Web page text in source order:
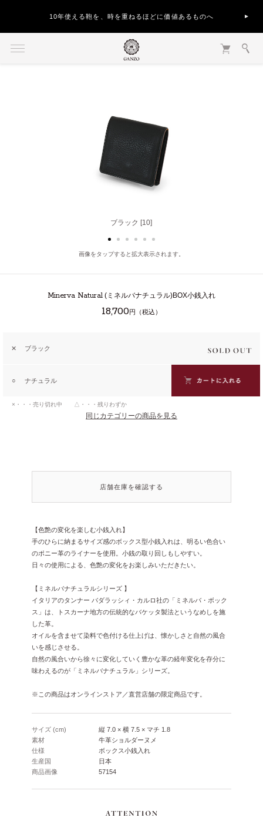
10年使える鞄を、時を重ねるほどに価値あるものへ
ブラック [10]
ナチュラル [40]
画像をタップすると拡大表示されます。
Minerva Natural (ミネルバナチュラル)BOX小銭入れ
18,700円（税込）
✕ ブラック
○ ナチュラル
×・・・売り切れ中 △・・・残りわずか
同じカテゴリーの商品を見る
店舗在庫を確認する
【色艶の変化を楽しむ小銭入れ】
手のひらに納まるサイズ感のボックス型小銭入れは、明るい色合い
のポニー革のライナーを使用。小銭の取り回しもしやすい。
日々の使用による、色艶の変化をお楽しみいただきたい。
【ミネルバナチュラルシリーズ 】
イタリアのタンナー バダラッシィ・カルロ社の「ミネルバ・ボック
ス」は、トスカーナ地方の伝統的なバケッタ製法というなめしを施
した革。
オイルを含ませて染料で色付ける仕上げは、懐かしさと自然の風合
いを感じさせる。
自然の風合いから徐々に変化していく豊かな革の経年変化を存分に
味わえるのが「ミネルバナチュラル」シリーズ。
※この商品はオンラインストア／直営店舗の限定商品です。
サイズ (cm)
縦 7.0 × 横 7.5 × マチ 1.8
素材
牛革ショルダーヌメ
仕様
ボックス小銭入れ
生産国
日本
商品画像
57154